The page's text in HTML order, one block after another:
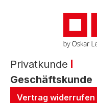
Privatkunde
Geschäftskunde
Vertrag widerrufen